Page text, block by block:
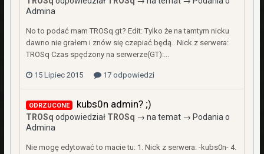
Admina
No to podać mam TROSq gt? Edit: Tylko że na tamtym nicku
dawno nie grałem i znów się czepiać będą.. Nick z serwera:
TROSq Czas spędzony na serwerze(GT):...
15 Lipiec 2015 17 odpowiedzi
ODRZUCONE kubs0n admin? ;)
TROSq odpowiedział TROSq → na temat → Podania o
Admina
Nie mogę edytować to macie tu: 1. Nick z serwera: -kubs0n- 4.